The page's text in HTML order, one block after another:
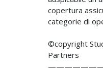
copertura
categorie di
©copyright
Partners